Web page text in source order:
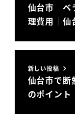
仙台市 ベ
理費用｜
新しい投稿
仙台市で断
のポイン